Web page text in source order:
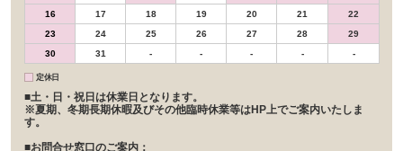
16
17 18 19 20 21
22
23
24 25 26 27 28
29
30
31 - - - - -
定休日
■土・日・祝日は休業日となります。
※夏期、冬期長期休暇及びその他臨時休業等はHP上でご案内いたしま
す。
■お問合せ窓口のご案内：